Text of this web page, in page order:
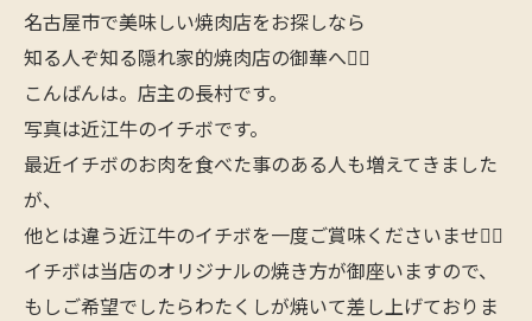
名古屋市で美味しい焼肉店をお探しなら
知る人ぞ知る隠れ家的焼肉店の御華へ🙋‍♂️
こんばんは。店主の長村です。
写真は近江牛のイチボです。
最近イチボのお肉を食べた事のある人も増えてきました
が、
他とは違う近江牛のイチボを一度ご賞味くださいませ🙇‍♂️
イチボは当店のオリジナルの焼き方が御座いますので、
もしご希望でしたらわたくしが焼いて差し上げておりま